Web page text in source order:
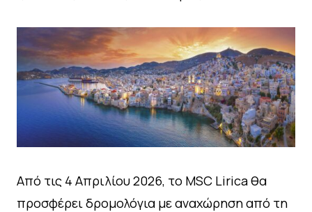
Από τις 4 Απριλίου 2026, το MSC Lirica θα
προσφέρει δρομολόγια με αναχώρηση από τη